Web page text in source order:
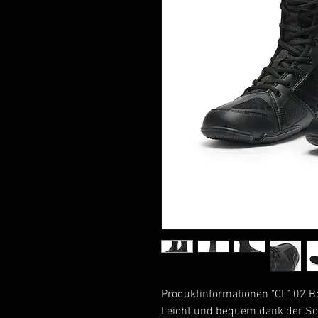
Produktinformationen "CL102
Leicht und bequem dank der